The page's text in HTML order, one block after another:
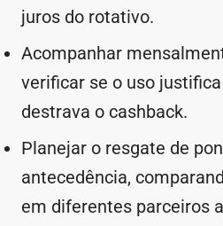
juros do rotativo.
Acompanhar
verificar se o uso
destrava o cashback.
Planejar o resgate de
antecedência,
em diferentes parceiros